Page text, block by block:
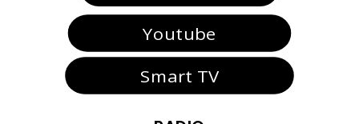
Youtube
Smart TV